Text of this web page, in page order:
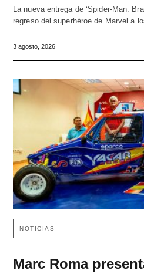
La nueva entrega de ‘Spider-Man:
regreso del superhéroe de Marvel a
3 agosto, 2026
NOTICIAS
Marc Roma